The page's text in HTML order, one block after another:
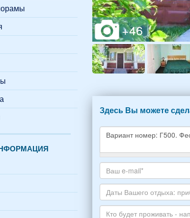
Здесь Вы можете
Какое
жилье
хотите
снять,
укажите
пожалуйста
Ваш
адрес
электронной
почты
Даты
Вашего